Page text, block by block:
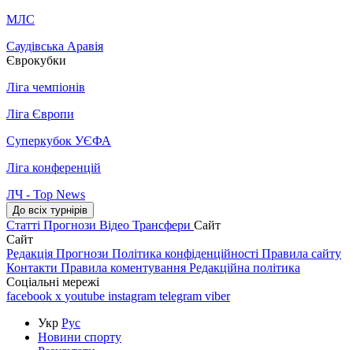
МЛС
Саудівська Аравія
Єврокубки
Ліга чемпіонів
Ліга Європи
Суперкубок УЄФА
Ліга конференцій
ЛЧ - Top News
До всіх турнірів
Статті Прогнози Відео Трансфери Сайт
Сайт
Редакція Прогнози Політика конфіденційності Правила сайту
Контакти Правила коментування Редакційна політика
Соціальні мережі
facebook x youtube instagram telegram viber
Укр Рус
Новини спорту